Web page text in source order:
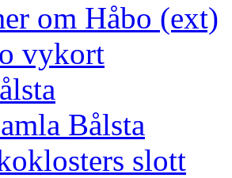
om Håbo (ext)
vykort
Bålsta
slott